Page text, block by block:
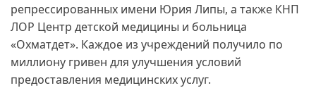
репрессированных имени Юрия Липы, а также КНП
ЛОР Центр детской медицины и больница
«Охматдет». Каждое из учреждений получило по
миллиону гривен для улучшения условий
предоставления медицинских услуг.